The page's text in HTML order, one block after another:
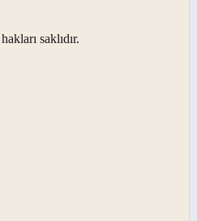
saklıdır.